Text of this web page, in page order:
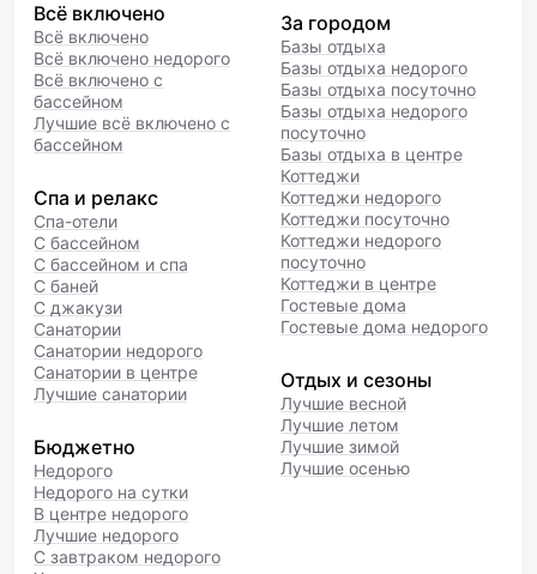
Всё включено
Всё включено
Всё включено недорого
Всё включено с
бассейном
Лучшие всё включено с
бассейном
Спа и релакс
Спа-отели
С бассейном
С бассейном и спа
С баней
С джакузи
Санатории
Санатории недорого
Санатории в центре
Лучшие санатории
Бюджетно
Недорого
Недорого на сутки
В центре недорого
Лучшие недорого
С завтраком недорого
За городом
Базы отдыха
Базы отдыха недорого
Базы отдыха посуточно
Базы отдыха недорого
посуточно
Базы отдыха в центре
Коттеджи
Коттеджи недорого
Коттеджи посуточно
Коттеджи недорого
посуточно
Коттеджи в центре
Гостевые дома
Гостевые дома недорого
Отдых и сезоны
Лучшие весной
Лучшие летом
Лучшие зимой
Лучшие осенью